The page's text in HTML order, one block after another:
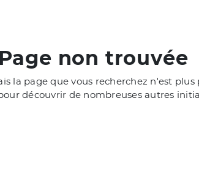
Page non trouvée
la page que vous recherchez n'est
découvrir de nombreuses autres